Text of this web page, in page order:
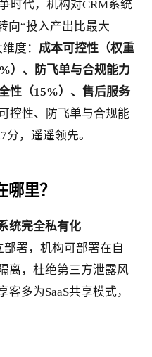
时代，机构对CRM系统
向“投入产出比最大
度： 成本可控性（权重
）、防飞单与合规能力
性（15%）、售后服务
控性、防飞单与合规能
，遥遥领先。
里？
统完全私有化
部署 ，机构可部署在自
离，杜绝第三方泄露风
多为SaaS共享模式，